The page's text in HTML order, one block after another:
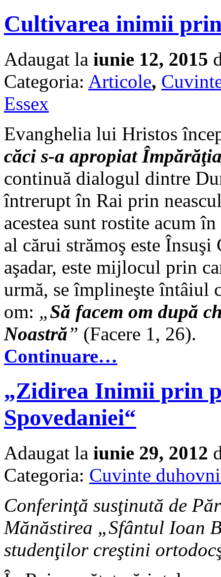
Cultivarea inimii
Adaugat la iunie 12, 2015
Categoria: Articole,
Essex
Evanghelia lui Hristos
căci s-a apropiat
continuă dialogul dintre
întrerupt în Rai prin
acestea sunt rostite acum
al cărui strămoş este
aşadar, este mijlocul prin
urmă, se împlineşte întâiul
om: „Să facem om după
Noastră” (Facere 1, 26).
Continuare…
„Zidirea Inimii prin
Spovedaniei“
Adaugat la iunie 29, 2012
Categoria: Cuvinte
Conferinţă susţinută de
Mănăstirea „Sfântul Ioan
studenţilor creştini